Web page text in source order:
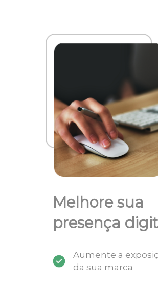
Melhore sua
presença
Aumente a
da sua marca